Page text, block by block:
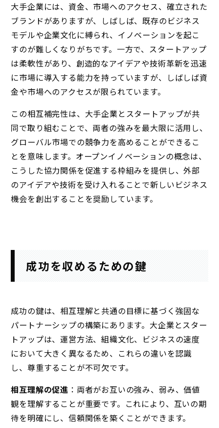
大手企業には、資金、市場へのアクセス、確立された
ブランドがありますが、しばしば、既存のビジネス
モデルや企業文化に縛られ、イノベーションを起こ
すのが難しくなりがちです。一方で、スタートアップ
は柔軟性があり、創造的なアイデアや技術革新を迅速
に市場に導入する能力を持っていますが、しばしば資
金や市場へのアクセスが限られています。
この相互補完性は、大手企業とスタートアップが共
同で取り組むことで、両者の強みを最大限に活用し、
グローバル市場での競争力を高めることができるこ
とを意味します。オープンイノベーションの概念は、
こうした協力関係を促進する枠組みを提供し、外部
のアイデアや技術を受け入れることで新しいビジネス
機会を創出することを奨励しています。
成功を収めるための鍵
成功の鍵は、相互理解と共通の目標に基づく強固な
パートナーシップの構築にあります。大企業とスター
トアップは、運営方法、組織文化、ビジネスの速度
において大きく異なるため、これらの違いを認識
し、尊重することが不可欠です。
相互理解の促進 ：両者がお互いの強み、弱み、価値
観を理解することが重要です。これにより、互いの期
待を明確にし、信頼関係を築くことができます。